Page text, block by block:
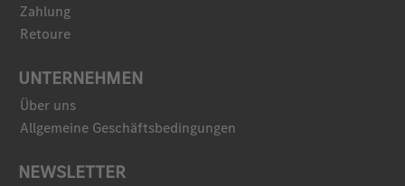
Zahlung
Retoure
UNTERNEHMEN
Über uns
Allgemeine Geschäftsbedingungen
NEWSLETTER